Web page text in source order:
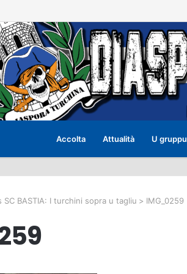
Accolta Attualità U gruppu
SC BASTIA: I turchini sopra u tagliu > IMG_0259